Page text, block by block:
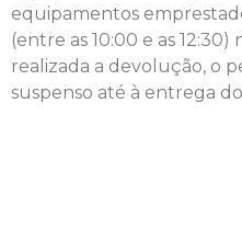
equipamentos
(entre as 10:00 e as 12:30)
realizada a devolução, o
suspenso até à entrega